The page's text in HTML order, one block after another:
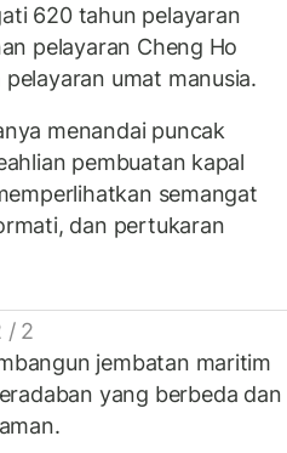
620 tahun pelayaran
pelayaran Cheng Ho
umat manusia.
menandai puncak
pembuatan kapal
semangat
dan pertukaran
/ 2
jembatan maritim
yang berbeda dan